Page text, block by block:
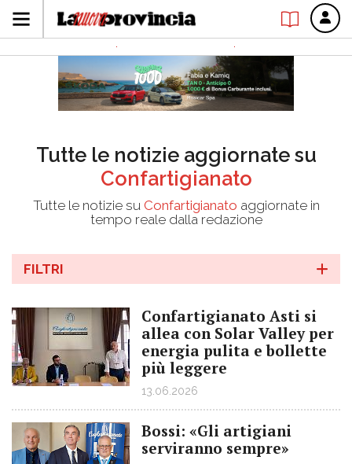
Tutte le notizie aggiornate su
Confartigianato
Tutte le notizie su Confartigianato aggiornate in
tempo reale dalla redazione
FILTRI
Confartigianato Asti si
allea con Solar Valley per
energia pulita e bollette
più leggere
13.06.2026
Bossi: «Gli artigiani
serviranno sempre»